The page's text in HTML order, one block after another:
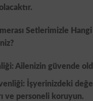
Setlerimizle Hangi
Ailenizin güvende
İşyerinizdeki
ve personeli koruyun.